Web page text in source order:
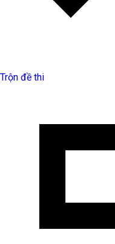
Trộn đề thi